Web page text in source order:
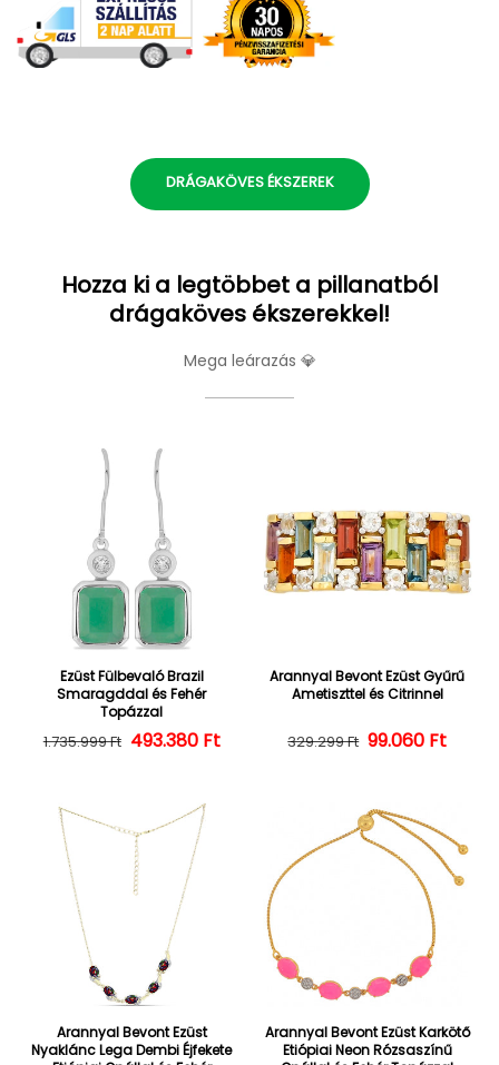
DRÁGAKÖVES ÉKSZEREK
Hozza ki a legtöbbet a pillanatból
drágaköves ékszerekkel!
Mega leárazás 💎
Ezüst Fülbevaló Brazil
Smaragddal és Fehér
Topázzal
Normál ár
1.735.999 Ft Kedvezményes ár
493.380 Ft
Arannyal Bevont Ezüst Gyűrű
Ametiszttel és Citrinnel
Normál ár
329.299 Ft 99.060 Ft
Arannyal Bevont Ezüst
Nyaklánc Lega Dembi Éjfekete
Arannyal Bevont Ezüst Karkötő
Etiópiai Neon Rózsaszínű